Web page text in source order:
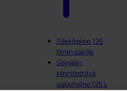
Säkkiteline 125
litran säkille
Seinään
kiinnitettävä
säkkiteline 125 L